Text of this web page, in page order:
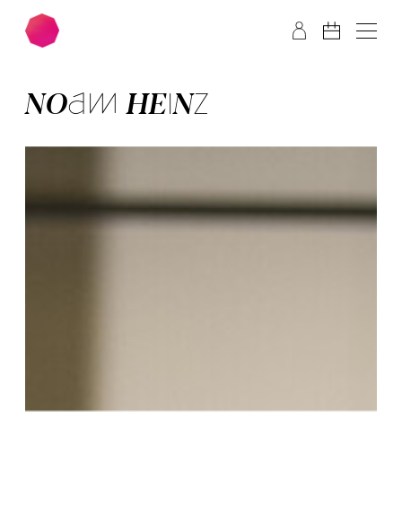
Zum Hauptinhalt springen Zum Footer springen
NO­AM HEINZ